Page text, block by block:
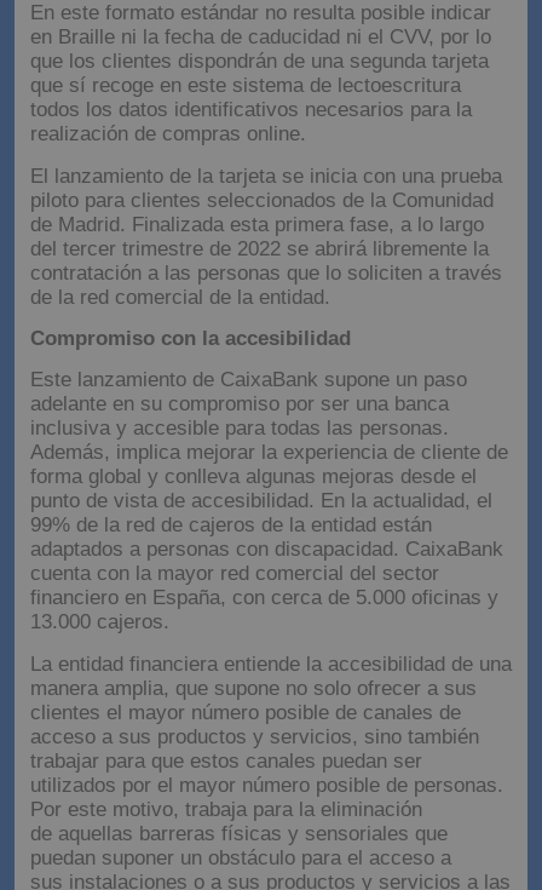
En este formato estándar no resulta posible indicar
en Braille ni la fecha de caducidad ni el CVV, por lo
que los clientes dispondrán de una segunda tarjeta
que sí recoge en este sistema de lectoescritura
todos los datos identificativos necesarios para la
realización de compras online.
El lanzamiento de la tarjeta se inicia con una prueba
piloto para clientes seleccionados de la Comunidad
de Madrid. Finalizada esta primera fase, a lo largo
del tercer trimestre de 2022 se abrirá libremente la
contratación a las personas que lo soliciten a través
de la red comercial de la entidad.
Compromiso con la accesibilidad
Este lanzamiento de CaixaBank supone un paso
adelante en su compromiso por ser una banca
inclusiva y accesible para todas las personas.
Además, implica mejorar la experiencia de cliente de
forma global y conlleva algunas mejoras desde el
punto de vista de accesibilidad. En la actualidad, el
99% de la red de cajeros de la entidad están
adaptados a personas con discapacidad. CaixaBank
cuenta con la mayor red comercial del sector
financiero en España, con cerca de 5.000 oficinas y
13.000 cajeros.
La entidad financiera entiende la accesibilidad de una
manera amplia, que supone no solo ofrecer a sus
clientes el mayor número posible de canales de
acceso a sus productos y servicios, sino también
trabajar para que estos canales puedan ser
utilizados por el mayor número posible de personas.
Por este motivo, trabaja para la eliminación
de aquellas barreras físicas y sensoriales que
puedan suponer un obstáculo para el acceso a
sus instalaciones o a sus productos y servicios a las